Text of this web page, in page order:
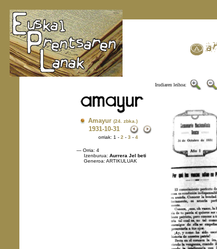
Irudiaren leihoa:
Amayur (24. zbka.)
1931-10-31
orriak: 1 - 2 - 3 - 4
— Orria: 4
Izenburua: Aurrera Jel beti
Generoa: ARTIKULUAK